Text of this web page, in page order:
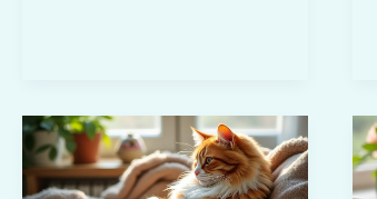
Les
signes
que